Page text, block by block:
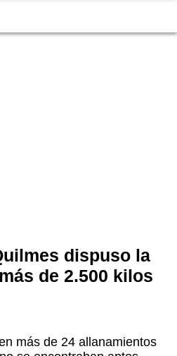
dispuso la
de 2.500 kilos
más de 24 allanamientos